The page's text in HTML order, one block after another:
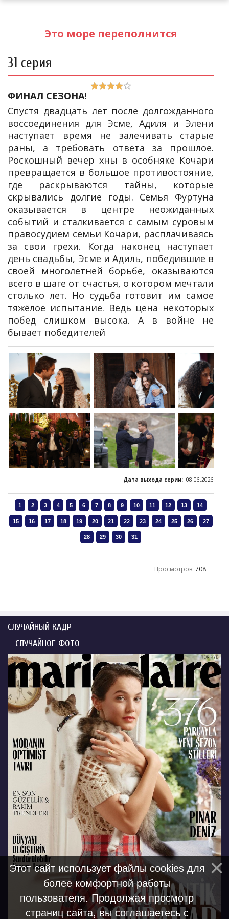
Это море переполнится
31 серия
ФИНАЛ СЕЗОНА!
Спустя двадцать лет после долгожданного
воссоединения для Эсме, Адиля и Элени
наступает время не залечивать старые
раны, а требовать ответа за прошлое.
Роскошный вечер хны в особняке Кочари
превращается в большое противостояние,
где раскрываются тайны, которые
скрывались долгие годы. Семья Фуртуна
оказывается в центре неожиданных
событий и сталкивается с самым суровым
правосудием семьи Кочари, расплачиваясь
за свои грехи. Когда наконец наступает
день свадьбы, Эсме и Адиль, победившие в
своей многолетней борьбе, оказываются
всего в шаге от счастья, о котором мечтали
столько лет. Но судьба готовит им самое
тяжёлое испытание. Ведь цена некоторых
побед слишком высока. А в войне не
бывает победителей
Дата выхода серии: 08.06.2026
Просмотров: 708
СЛУЧАЙНЫЙ КАДР
СЛУЧАЙНОЕ ФОТО
Этот сайт использует файлы cookies для
более комфортной работы
пользователя. Продолжая просмотр
страниц сайта, вы соглашаетесь с